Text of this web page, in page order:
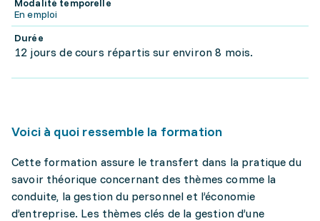
Modalité temporelle
En emploi
Durée
12 jours de cours répartis sur environ 8 mois.
Voici à quoi ressemble la formation
Cette formation assure le transfert dans la pratique du
savoir théorique concernant des thèmes comme la
conduite, la gestion du personnel et l’économie
d’entreprise. Les thèmes clés de la gestion d’une